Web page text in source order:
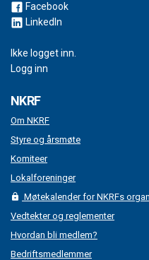
Facebook
LinkedIn
Ikke logget inn.
Logg inn
NKRF
Om NKRF
Styre og årsmøte
Komiteer
Lokalforeninger
Møtekalender for NKRFs
Vedtekter og reglementer
Hvordan bli medlem?
Bedriftsmedlemmer